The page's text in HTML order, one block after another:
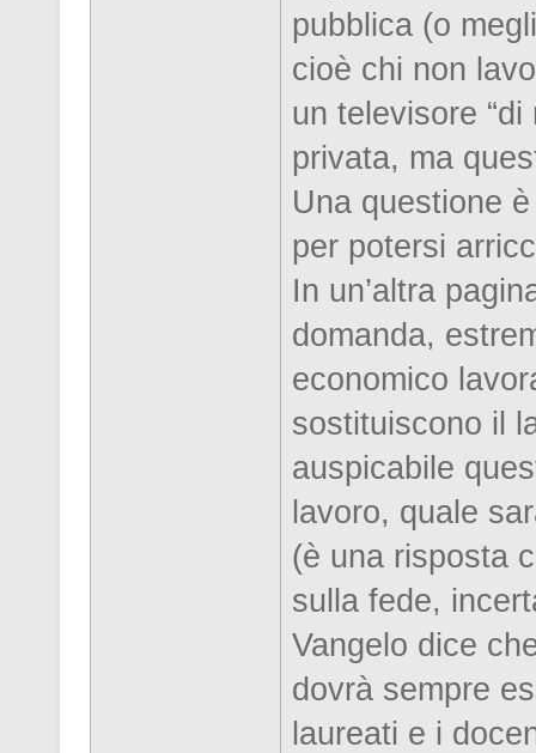
pubblica (o
cioè chi non
un televisore
privata, ma
Una questione
per potersi
In un’altra
domanda,
economico
sostituiscono il
auspicabile
lavoro, quale
(è una risposta
sulla fede,
Vangelo dice
dovrà sempre
laureati e i